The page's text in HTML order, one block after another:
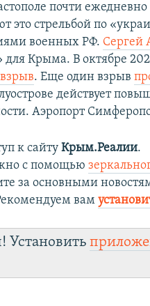
почти
это стрельбой по
военных РФ. Сергей
для Крыма. В октябре
. Еще один взрыв
действует
Аэропорт
к сайтуКрым.Реалии.
с помощью
за основными
вам
Установить